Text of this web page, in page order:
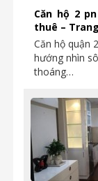
Căn hộ 2
thuê –
Căn hộ quận
hướng nhìn
thoáng…